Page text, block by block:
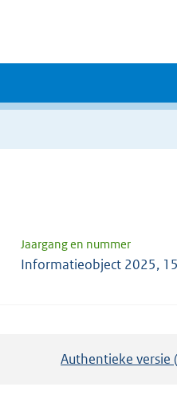
Jaargang en nummer
Informatieobject 2025,
Authentieke versie